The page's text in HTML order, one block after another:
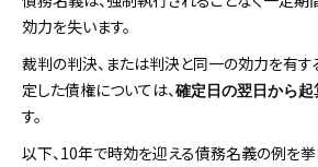
効力を失います。
裁判の判決、または判決と同一の効力を有
定した債権については、確定日の翌日から起
す。
以下、10年で時効を迎える債務名義の例を挙